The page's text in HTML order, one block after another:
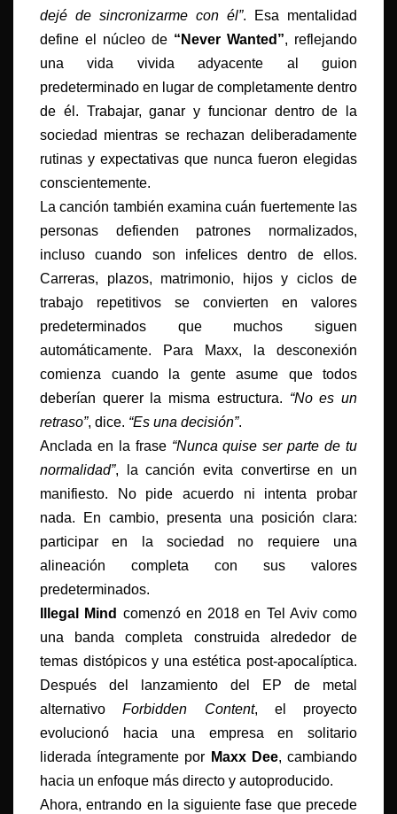
dejé de sincronizarme con él”. Esa mentalidad
define el núcleo de “Never Wanted”, reflejando
una vida vivida adyacente al guion
predeterminado en lugar de completamente dentro
de él. Trabajar, ganar y funcionar dentro de la
sociedad mientras se rechazan deliberadamente
rutinas y expectativas que nunca fueron elegidas
conscientemente.
La canción también examina cuán fuertemente las
personas defienden patrones normalizados,
incluso cuando son infelices dentro de ellos.
Carreras, plazos, matrimonio, hijos y ciclos de
trabajo repetitivos se convierten en valores
predeterminados que muchos siguen
automáticamente. Para Maxx, la desconexión
comienza cuando la gente asume que todos
deberían querer la misma estructura. “No es un
retraso”, dice. “Es una decisión”.
Anclada en la frase “Nunca quise ser parte de tu
normalidad”, la canción evita convertirse en un
manifiesto. No pide acuerdo ni intenta probar
nada. En cambio, presenta una posición clara:
participar en la sociedad no requiere una
alineación completa con sus valores
predeterminados.
Illegal Mind comenzó en 2018 en Tel Aviv como
una banda completa construida alrededor de
temas distópicos y una estética post-apocalíptica.
Después del lanzamiento del EP de metal
alternativoForbidden Content, el proyecto
evolucionó hacia una empresa en solitario
liderada íntegramente por Maxx Dee, cambiando
hacia un enfoque más directo y autoproducido.
Ahora, entrando en la siguiente fase que precede